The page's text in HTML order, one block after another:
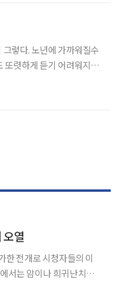
렇다. 노년에 가까워질수
또렷하게 듣기 어려워지는
열
한 전개로 시청자들의 이